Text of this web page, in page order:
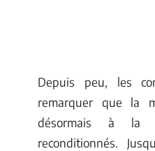
Depuis peu, les
remarquer que la
désormais à la
reconditionnés.